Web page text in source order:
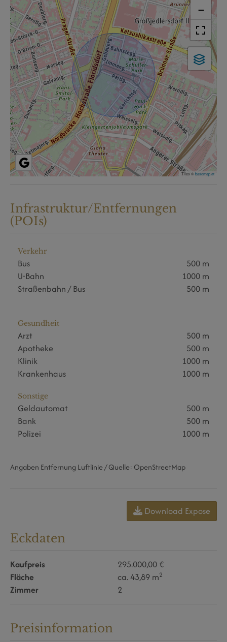
−
Tiles ©basemap.at
Infrastruktur/Entfernungen
(POIs)
Verkehr
Bus
500 m
U-Bahn
1000 m
Straßenbahn / Bus
500 m
Gesundheit
Arzt
500 m
Apotheke
500 m
Klinik
1000 m
Krankenhaus
1000 m
Sonstige
Geldautomat
500 m
Bank
500 m
Polizei
1000 m
Angaben Entfernung Luftlinie / Quelle: OpenStreetMap
Download Expose
Eckdaten
Kaufpreis
295.000,00 €
Fläche
ca. 43,89 m2
Zimmer 2
Preisinformation